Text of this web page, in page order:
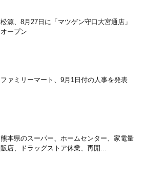
松源、8月27日に「マツゲン守口大宮通店」
オープン
ファミリーマート、9月1日付の人事を発表
熊本県のスーパー、ホームセンター、家電量
販店、ドラッグストア休業、再開...